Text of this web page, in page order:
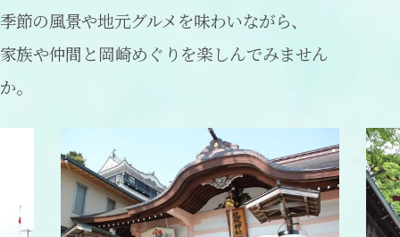
季節の風景や地元グルメを味わいながら、
家族や仲間と岡崎めぐりを楽しんでみません
か。